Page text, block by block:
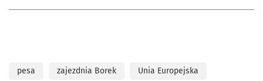
pesa zajezdnia Borek Unia Europejska